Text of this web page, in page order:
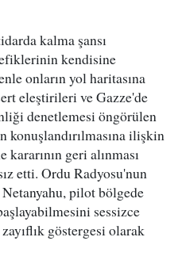
kalma şansı
kendisine
onların yol haritasına
eleştirileri ve Gazze'de
denetlemesi öngörülen
konuşlandırılmasına ilişkin
geri alınması
etti. Ordu Radyosu'nun
pilot bölgede
sessizce
göstergesi olarak